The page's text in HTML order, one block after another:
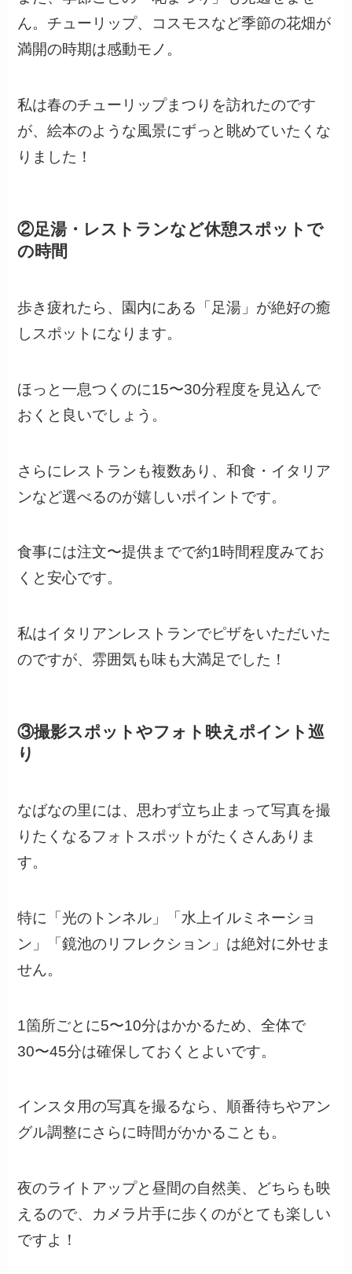
ん。チューリップ、コスモスなど季節の花畑が
満開の時期は感動モノ。
私は春のチューリップまつりを訪れたのです
が、絵本のような風景にずっと眺めていたくな
りました！
②足湯・レストランなど休憩スポットで
の時間
歩き疲れたら、園内にある「足湯」が絶好の癒
しスポットになります。
ほっと一息つくのに15〜30分程度を見込んで
おくと良いでしょう。
さらにレストランも複数あり、和食・イタリア
ンなど選べるのが嬉しいポイントです。
食事には注文〜提供までで約1時間程度みてお
くと安心です。
私はイタリアンレストランでピザをいただいた
のですが、雰囲気も味も大満足でした！
③撮影スポットやフォト映えポイント巡
り
なばなの里には、思わず立ち止まって写真を撮
りたくなるフォトスポットがたくさんありま
す。
特に「光のトンネル」「水上イルミネーショ
ン」「鏡池のリフレクション」は絶対に外せま
せん。
1箇所ごとに5〜10分はかかるため、全体で
30〜45分は確保しておくとよいです。
インスタ用の写真を撮るなら、順番待ちやアン
グル調整にさらに時間がかかることも。
夜のライトアップと昼間の自然美、どちらも映
えるので、カメラ片手に歩くのがとても楽しい
ですよ！